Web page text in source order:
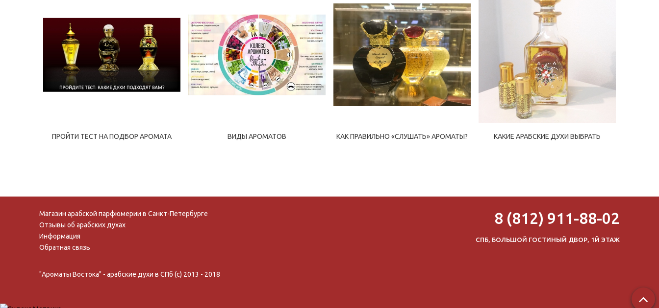
ПРОЙТИ ТЕСТ НА ПОДБОР АРОМАТА ВИДЫ АРОМАТОВ КАК ПРАВИЛЬНО «СЛУШАТЬ» АРОМАТЫ? КАКИЕ АРАБСКИЕ ДУХИ ВЫБРАТЬ
Магазин арабской парфюмерии в Санкт-Петербурге
Отзывы об арабских духах
Информация
Обратная связь
8 (812) 911-88-02
СПБ, БОЛЬШОЙ ГОСТИНЫЙ ДВОР, 1Й ЭТАЖ
"Ароматы Востока" - арабские духи в СПб (c) 2013 - 2018